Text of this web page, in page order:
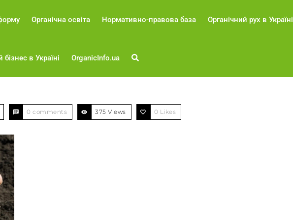
Органічна освіта Нормативно-правова база Органічний рух в Україні
бізнес в Україні OrganicInfo.ua
0 comments 375 Views 0 Likes